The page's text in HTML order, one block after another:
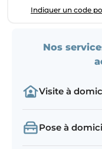
Indiquer un code
Nos
Visite à
Pose à